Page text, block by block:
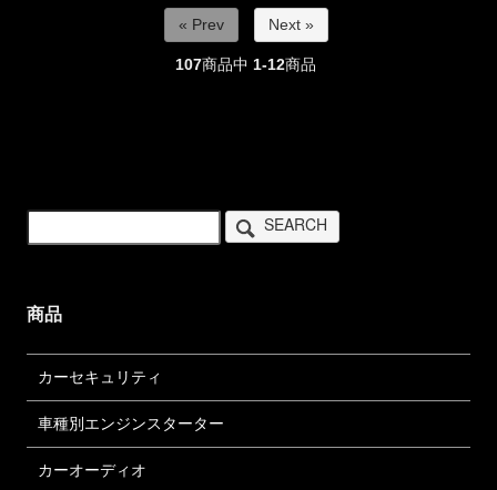
« Prev Next »
107商品中 1-12商品
SEARCH
商品
カーセキュリティ
車種別エンジンスターター
カーオーディオ